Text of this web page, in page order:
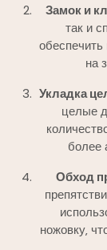
Замок и
так и
на
Укладка
целые
более
Обход
ножовку‚